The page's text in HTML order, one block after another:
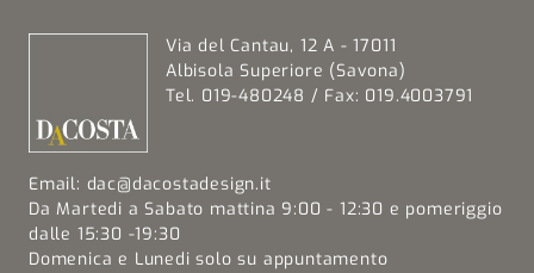
Via del Cantau, 12 A - 17011
Albisola Superiore (Savona)
Tel. 019-480248 / Fax: 019.4003791
Email: dac@dacostadesign.it
Da Martedi a Sabato mattina 9:00 - 12:30 e pomeriggio
dalle 15:30 -19:30
Domenica e Lunedi solo su appuntamento